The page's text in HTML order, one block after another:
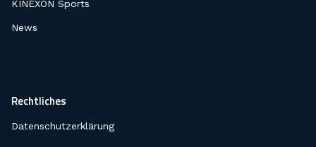
KINEXON Sports
News
Rechtliches
Datenschutzerklärung